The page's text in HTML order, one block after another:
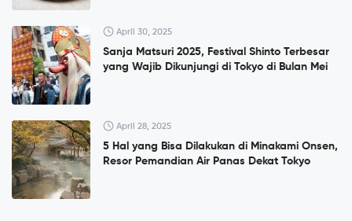
April 30, 2025
Sanja Matsuri 2025, Festival Shinto Terbesar
yang Wajib Dikunjungi di Tokyo di Bulan Mei
April 28, 2025
5 Hal yang Bisa Dilakukan di Minakami Onsen,
Resor Pemandian Air Panas Dekat Tokyo